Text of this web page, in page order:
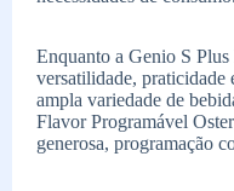
Enquanto a Genio S Plus
versatilidade, praticidade
ampla variedade de
Flavor Programável
generosa, programação